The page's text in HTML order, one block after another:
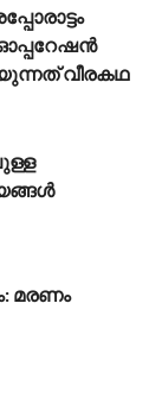
വീരകഥ
മരണം